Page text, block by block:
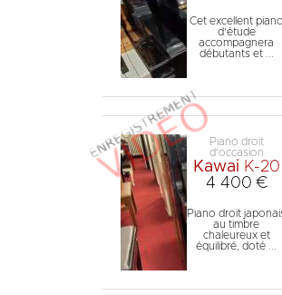
Cet excellent piano
d'étude
accompagnera
débutants et ...
Piano droit
d'occasion
Kawai K-20
4 400 €
Piano droit
au timbre
chaleureux et
équilibré, doté ...